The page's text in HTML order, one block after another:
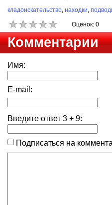
кладоискательство, находки,
Оценок: 0
Комментарии
Имя:
E-mail:
Введите ответ 3 + 9:
Подписаться на